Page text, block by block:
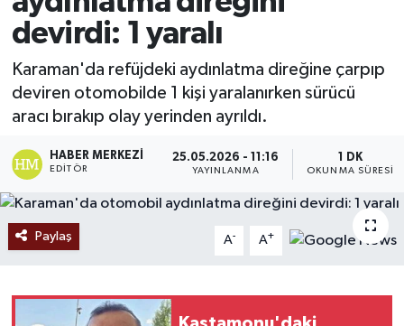
devirdi: 1 yaralı
Karaman'da refüjdeki aydınlatma direğine çarpıp
deviren otomobilde 1 kişi yaralanırken sürücü
aracı bırakıp olay yerinden ayrıldı.
HABER MERKEZI
EDITÖR
25.05.2026 - 11:16
YAYINLANMA
1 DK
OKUNMA SÜRESI
Paylaş A- A+
Ekonomi
Sağlık
Tokat Haber